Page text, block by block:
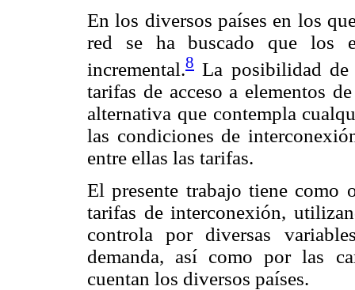
En los diversos países en los
red se ha buscado que los
incremental.8 La posibilidad
tarifas de acceso a elementos
alternativa que contempla
las condiciones de
entre ellas las tarifas.
El presente trabajo tiene como
tarifas de interconexión,
controla por diversas
demanda, así como por las
cuentan los diversos países.